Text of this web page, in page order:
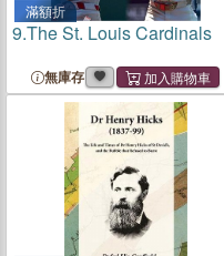
滿額折
9.The St. Louis Cardinals
無庫存